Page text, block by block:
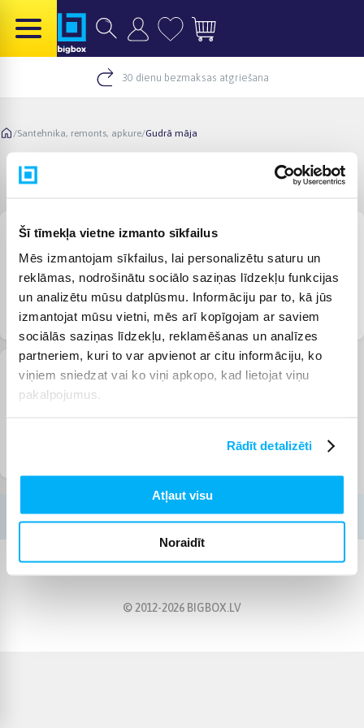
Šī tīmekļa vietne izmanto sīkfailus
Mēs izmantojam sīkfailus, lai personalizētu saturu un
reklāmas, nodrošinātu sociālo saziņas līdzekļu funkcijas
un analizētu mūsu datplūsmu. Informāciju par to, kā jūs
izmantojat mūsu vietni, mēs arī kopīgojam ar saviem
sociālās saziņas līdzekļu, reklamēšanas un analīzes
partneriem, kuri to var apvienot ar citu informāciju, ko
viņiem sniedzat vai ko viņi apkopo, kad lietojat viņu
pakalpojumus.
Rādīt detalizēti
Atļaut visu
Noraidīt
30 dienu bezmaksas atgriešana
/Santehnika, remonts, apkure/Gudrā māja
Gudrā māja
Viedierīces Dūmu detektori Drošības kameras
© 2012-2026 BIGBOX.LV